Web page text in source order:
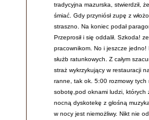
tradycyjna mazurska, stwierdził,
śmiać. Gdy przyniósł zupę z
straszno. Na koniec podał
Przeprosił i się oddalił. Szkoda!
pracownikom. No i jeszcze jedno!
służb ratunkowych. Z całym
straż wykrzykujący w restauracji
ranne, tak ok. 5:00 rozmowy tych
sobotę,pod oknami ludzi, których
nocną dyskotekę z głośną
w nocy jest niemożliwy. Nikt nie